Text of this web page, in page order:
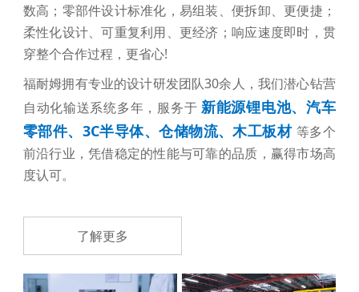
数高；零部件设计标准化，易组装、便拆卸、更便捷；
柔性化设计、可重复利用、更经济；响应速度即时，贯
穿整个合作过程，更省心!
福耐姆拥有专业的设计研发团队30余人，我们潜心钻营
自动化输送系统多年，服务于 新能源锂电池、汽车
零部件、3C半导体、仓储物流、木工板材 等多个
前沿行业，凭借稳定的性能与可靠的品质，赢得市场高
度认可。
了解更多